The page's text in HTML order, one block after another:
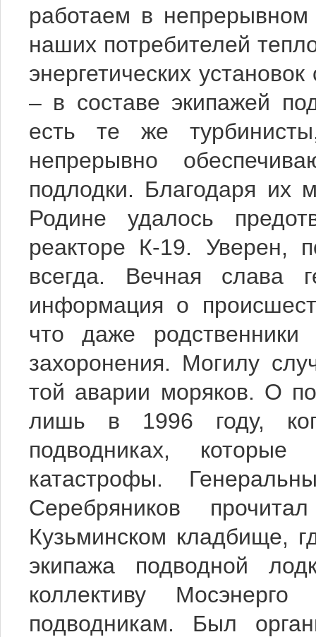
работаем в непрерывном
наших потребителей
энергетических
– в составе экипажей
есть те же
непрерывно
подлодки. Благодаря их
Родине удалось
реакторе К-19. Уверен,
всегда. Вечная слава
информация о
что даже
захоронения. Могилу
той аварии моряков. О
лишь в 1996 году,
подводниках, которые
катастрофы.
Серебряников
Кузьминском кладбище,
экипажа подводной
коллективу
подводникам. Был